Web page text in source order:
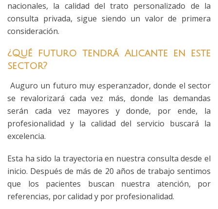
nacionales, la calidad del trato personalizado de la
consulta privada, sigue siendo un valor de primera
consideración.
¿Qué futuro tendrá Alicante en este
sector?
Auguro un futuro muy esperanzador, donde el sector
se revalorizará cada vez más, donde las demandas
serán cada vez mayores y donde, por ende, la
profesionalidad y la calidad del servicio buscará la
excelencia.
Esta ha sido la trayectoria en nuestra consulta desde el
inicio. Después de más de 20 años de trabajo sentimos
que los pacientes buscan nuestra atención, por
referencias, por calidad y por profesionalidad.